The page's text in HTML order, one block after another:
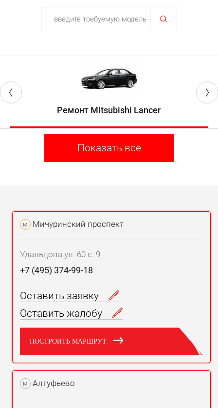
Ремонт Mitsubishi Lancer
Показать все
м Мичуринский проспект
Удальцова ул. 60 с. 9
+7 (495) 374-99-18
Оставить заявку
Оставить жалобу
ПОСТРОИТЬ МАРШРУТ
м Алтуфьево